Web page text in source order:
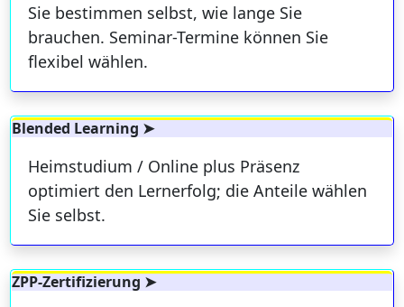
Sie bestimmen selbst, wie lange Sie
brauchen. Seminar-Termine können Sie
flexibel wählen.
Blended Learning ➤
Heimstudium / Online plus Präsenz
optimiert den Lernerfolg; die Anteile wählen
Sie selbst.
ZPP-Zertifizierung ➤